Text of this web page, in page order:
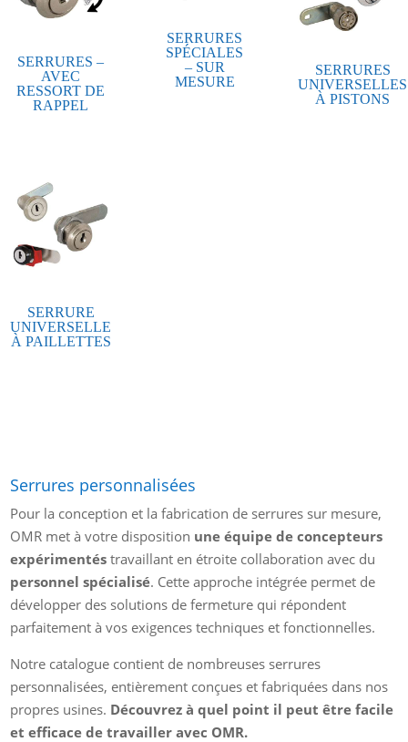
SERRURES –
AVEC
RESSORT DE
RAPPEL
SERRURES
SPÉCIALES
– SUR
MESURE
SERRURES
UNIVERSELLES
À PISTONS
SERRURE
UNIVERSELLE
À PAILLETTES
Serrures personnalisées
Pour la conception et la fabrication de serrures sur mesure,
OMR met à votre disposition une équipe de concepteurs
expérimentés travaillant en étroite collaboration avec du
personnel spécialisé. Cette approche intégrée permet de
développer des solutions de fermeture qui répondent
parfaitement à vos exigences techniques et fonctionnelles.
Notre catalogue contient de nombreuses serrures
personnalisées, entièrement conçues et fabriquées dans nos
propres usines. Découvrez à quel point il peut être facile
et efficace de travailler avec OMR.